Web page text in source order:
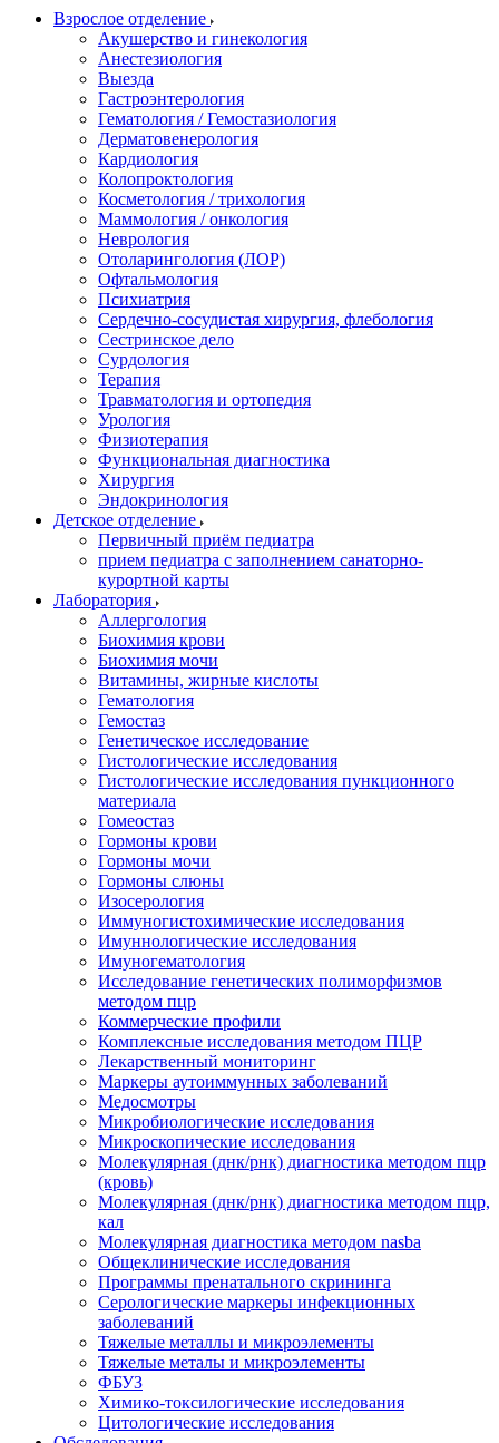
Взрослое отделение
Акушерство и гинекология
Анестезиология
Выезда
Гастроэнтерология
Гематология / Гемостазиология
Дерматовенерология
Кардиология
Колопроктология
Косметология / трихология
Маммология / онкология
Неврология
Отоларингология (ЛОР)
Офтальмология
Психиатрия
Сердечно-сосудистая хирургия, флебология
Сестринское дело
Сурдология
Терапия
Травматология и ортопедия
Урология
Физиотерапия
Функциональная диагностика
Хирургия
Эндокринология
Детское отделение
Первичный приём педиатра
прием педиатра с заполнением санаторно-
курортной карты
Лаборатория
Аллергология
Биохимия крови
Биохимия мочи
Витамины, жирные кислоты
Гематология
Гемостаз
Генетическое исследование
Гистологические исследования
Гистологические исследования пункционного
материала
Гомеостаз
Гормоны крови
Гормоны мочи
Гормоны слюны
Изосерология
Иммуногистохимические исследования
Имуннологические исследования
Имуногематология
Исследование генетических полиморфизмов
методом пцр
Коммерческие профили
Комплексные исследования методом ПЦР
Лекарственный мониторинг
Маркеры аутоиммунных заболеваний
Медосмотры
Микробиологические исследования
Микроскопические исследования
Молекулярная (днк/рнк) диагностика методом пцр
(кровь)
Молекулярная (днк/рнк) диагностика методом пцр,
кал
Молекулярная диагностика методом nasba
Общеклинические исследования
Программы пренатального скрининга
Серологические маркеры инфекционных
заболеваний
Тяжелые металлы и микроэлементы
Тяжелые металы и микроэлементы
ФБУЗ
Химико-токсилогические исследования
Цитологические исследования